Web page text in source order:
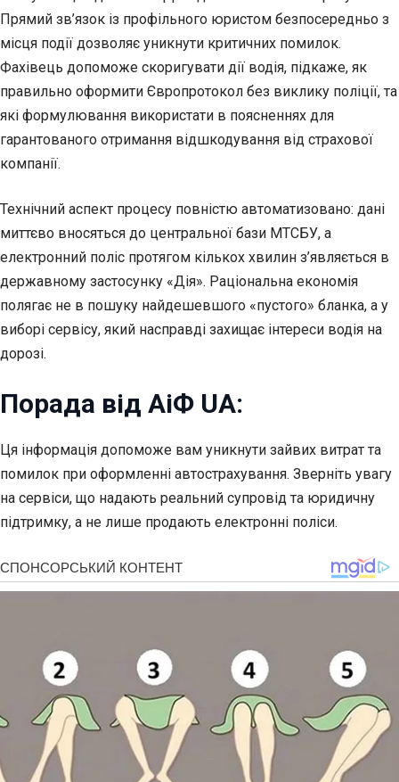
Прямий зв’язок із профільного юристом безпосередньо з
місця події дозволяє уникнути критичних помилок.
Фахівець допоможе скоригувати дії водія, підкаже, як
правильно оформити Європротокол без виклику поліції, та
які формулювання використати в поясненнях для
гарантованого отримання відшкодування від страхової
компанії.
Технічний аспект процесу повністю автоматизовано: дані
миттєво вносяться до центральної бази МТСБУ, а
електронний поліс протягом кількох хвилин з’являється в
державному застосунку «Дія». Раціональна економія
полягає не в пошуку найдешевшого «пустого» бланка, а у
виборі сервісу, який насправді захищає інтереси водія на
дорозі.
Порада від АіФ UA:
Ця інформація допоможе вам уникнути зайвих витрат та
помилок при оформленні автострахування. Зверніть увагу
на сервіси, що надають реальний супровід та юридичну
підтримку, а не лише продають електронні поліси.